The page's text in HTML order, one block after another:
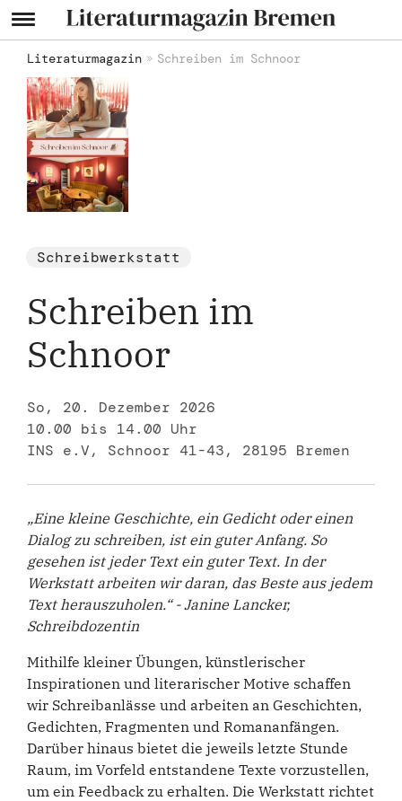
Literaturmagazin Schreiben im Schnoor
Schreibwerkstatt
Schreiben im
Schnoor
So, 20. Dezember 2026
10.00 bis 14.00 Uhr
INS e.V, Schnoor 41-43, 28195 Bremen
„Eine kleine Geschichte, ein Gedicht oder einen
Dialog zu schreiben, ist ein guter Anfang. So
gesehen ist jeder Text ein guter Text. In der
Werkstatt arbeiten wir daran, das Beste aus jedem
Text herauszuholen.“ - Janine Lancker,
Schreibdozentin
Mithilfe kleiner Übungen, künstlerischer
Inspirationen und literarischer Motive schaffen
wir Schreibanlässe und arbeiten an Geschichten,
Gedichten, Fragmenten und Romananfängen.
Darüber hinaus bietet die jeweils letzte Stunde
Raum, im Vorfeld entstandene Texte vorzustellen,
um ein Feedback zu erhalten. Die Werkstatt richtet